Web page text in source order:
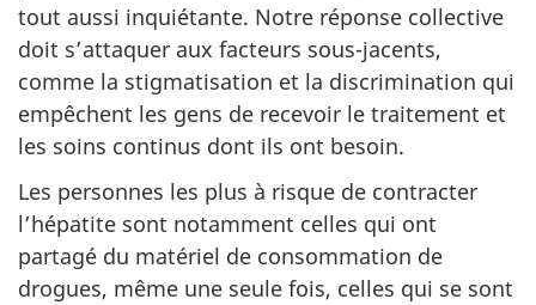
tout aussi inquiétante. Notre réponse collective
doit s’attaquer aux facteurs sous-jacents,
comme la stigmatisation et la discrimination qui
empêchent les gens de recevoir le traitement et
les soins continus dont ils ont besoin.
Les personnes les plus à risque de contracter
l’hépatite sont notamment celles qui ont
partagé du matériel de consommation de
drogues, même une seule fois, celles qui se sont